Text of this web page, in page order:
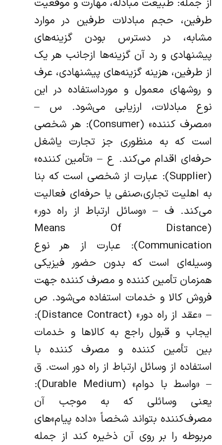
از جمله: طبیعت مبادله، مهارت و موقعیت
طرفین، حجم‌ مبادلات طرفین در موارد
مشابه، در دسترس بودن گزینه‌های
پیشنهادی و رد آن گزینه‌ها از‌جانب هر یک
از طرفین، هزینه گزینه‌های پیشنهادی، عرف
و روشهای معمول و مورد‌استفاده در این
نوع مبادلات، ارزیابی می‌شود. س –
«‌مصرف کننده» (Consumer): هر شخصی
است که به منظوری جز تجارت یا‌شغل
حرفه‌ای اقدام می‌کند. ع – «‌تأمین کننده»
(Supplier): عبارت از شخصی است که بنا
به اهلیت تجاری،‌صنفی یا حرفه‌ای فعالیت
می‌کند. ف – «‌وسائل ارتباط از راه دور»
(Means Of Distance
Communication): عبارت از‌ هر نوع
وسیله‌ای است که بدون حضور فیزیکی
همزمان تأمین کننده و مصرف کننده جهت‌
فروش کالا و خدمات استفاده می‌شود. ص
– «‌عقد از راه دور» (Distance Contract):
ایجاب و قبول راجع به کالاها و‌ خدمات
بین تأمین کننده و مصرف کننده با
استفاده از وسائل ارتباط از راه دور است. ق
– «‌واسط با دوام» (Durable Medium):
یعنی وسائلی که به موجب آن
مصرف‌کننده بتواند شخصاً «‌داده پیام»‌های
مربوطه را بر روی آن ذخیره کند از جمله